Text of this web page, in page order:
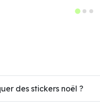
des stickers noël ?